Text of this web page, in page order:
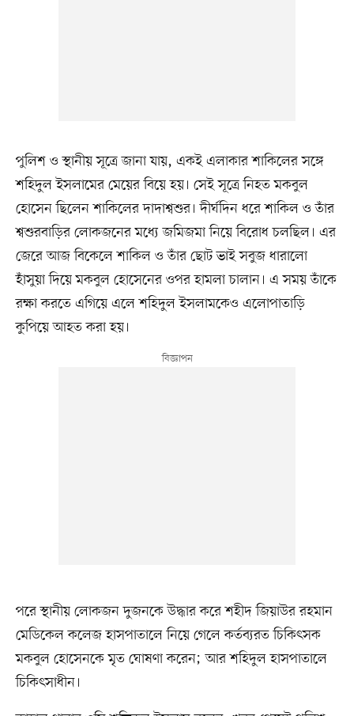
পুলিশ ও স্থানীয় সূত্রে জানা যায়, একই এলাকার শাকিলের সঙ্গে
শহিদুল ইসলামের মেয়ের বিয়ে হয়। সেই সূত্রে নিহত মকবুল
হোসেন ছিলেন শাকিলের দাদাশ্বশুর। দীর্ঘদিন ধরে শাকিল ও তাঁর
শ্বশুরবাড়ির লোকজনের মধ্যে জমিজমা নিয়ে বিরোধ চলছিল। এর
জেরে আজ বিকেলে শাকিল ও তাঁর ছোট ভাই সবুজ ধারালো
হাঁসুয়া দিয়ে মকবুল হোসেনের ওপর হামলা চালান। এ সময় তাঁকে
রক্ষা করতে এগিয়ে এলে শহিদুল ইসলামকেও এলোপাতাড়ি
কুপিয়ে আহত করা হয়।
পরে স্থানীয় লোকজন দুজনকে উদ্ধার করে শহীদ জিয়াউর রহমান
মেডিকেল কলেজ হাসপাতালে নিয়ে গেলে কর্তব্যরত চিকিৎসক
মকবুল হোসেনকে মৃত ঘোষণা করেন; আর শহিদুল হাসপাতালে
চিকিৎসাধীন।